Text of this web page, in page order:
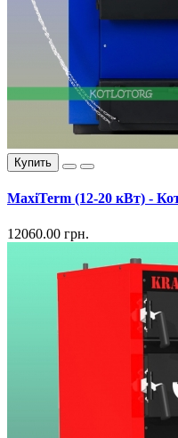
Купить
MaxiTerm (12-20 кВт) -
12060.00 грн.